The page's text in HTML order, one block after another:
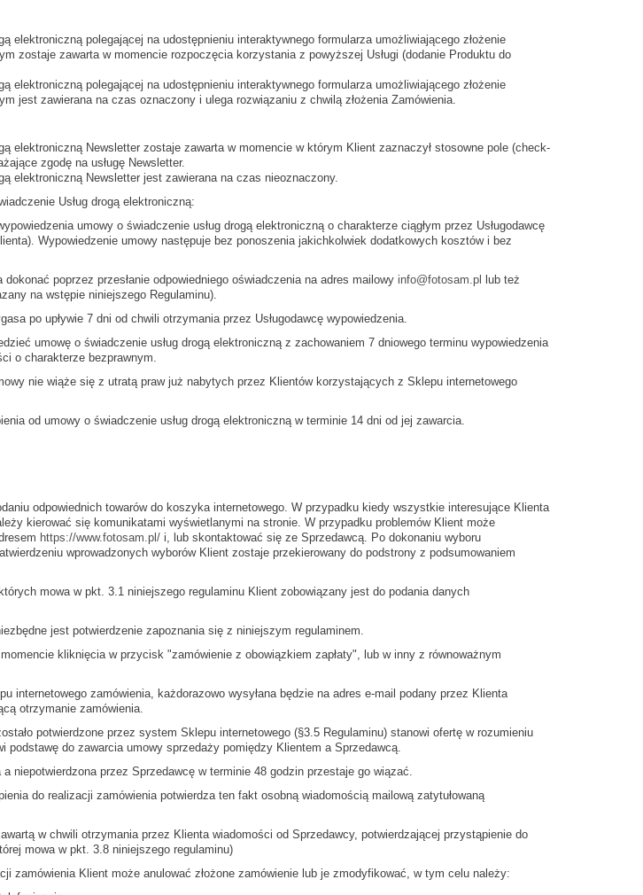
elektroniczną polegającej na udostępnieniu interaktywnego formularza umożliwiającego złożenie
zostaje zawarta w momencie rozpoczęcia korzystania z powyższej Usługi (dodanie Produktu do
elektroniczną polegającej na udostępnieniu interaktywnego formularza umożliwiającego złożenie
jest zawierana na czas oznaczony i ulega rozwiązaniu z chwilą złożenia Zamówienia.
elektroniczną Newsletter zostaje zawarta w momencie w którym Klient zaznaczył stosowne pole (check-
zgodę na usługę Newsletter.
elektroniczną Newsletter jest zawierana na czas nieoznaczony.
Usług drogą elektroniczną:
umowy o świadczenie usług drogą elektroniczną o charakterze ciągłym przez Usługodawcę
Wypowiedzenie umowy następuje bez ponoszenia jakichkolwiek dodatkowych kosztów i bez
poprzez przesłanie odpowiedniego oświadczenia na adres mailowy info@fotosam.pl
lub też
na wstępie niniejszego Regulaminu).
po upływie 7 dni od chwili otrzymania przez Usługodawcę wypowiedzenia.
umowę o świadczenie usług drogą elektroniczną z zachowaniem 7 dniowego terminu wypowiedzenia
o charakterze bezprawnym.
nie wiąże się z utratą praw już nabytych przez Klientów korzystających z Sklepu internetowego
od umowy o świadczenie usług drogą elektroniczną w terminie 14 dni od jej zawarcia.
odpowiednich towarów do koszyka internetowego. W przypadku kiedy wszystkie interesujące Klienta
kierować się komunikatami wyświetlanymi na stronie. W przypadku problemów Klient może
https://www.fotosam.pl/i, lub skontaktować się ze Sprzedawcą. Po dokonaniu wyboru
wprowadzonych wyborów Klient zostaje przekierowany do podstrony z podsumowaniem
mowa w pkt. 3.1 niniejszego regulaminu Klient zobowiązany jest do podania danych
jest potwierdzenie zapoznania się z niniejszym regulaminem.
kliknięcia w przycisk "zamówienie z obowiązkiem zapłaty", lub w inny z równoważnym
internetowego zamówienia, każdorazowo wysyłana będzie na adres e-mail podany przez Klienta
otrzymanie zamówienia.
potwierdzone przez system Sklepu internetowego (§3.5 Regulaminu) stanowi ofertę w rozumieniu
podstawę do zawarcia umowy sprzedaży pomiędzy Klientem a Sprzedawcą.
niepotwierdzona przez Sprzedawcę w terminie 48 godzin przestaje go wiązać.
do realizacji zamówienia potwierdza ten fakt osobną wiadomością mailową zatytułowaną
w chwili otrzymania przez Klienta wiadomości od Sprzedawcy, potwierdzającej przystąpienie do
mowa w pkt. 3.8 niniejszego regulaminu)
zamówienia Klient może anulować złożone zamówienie lub je zmodyfikować, w tym celu należy: